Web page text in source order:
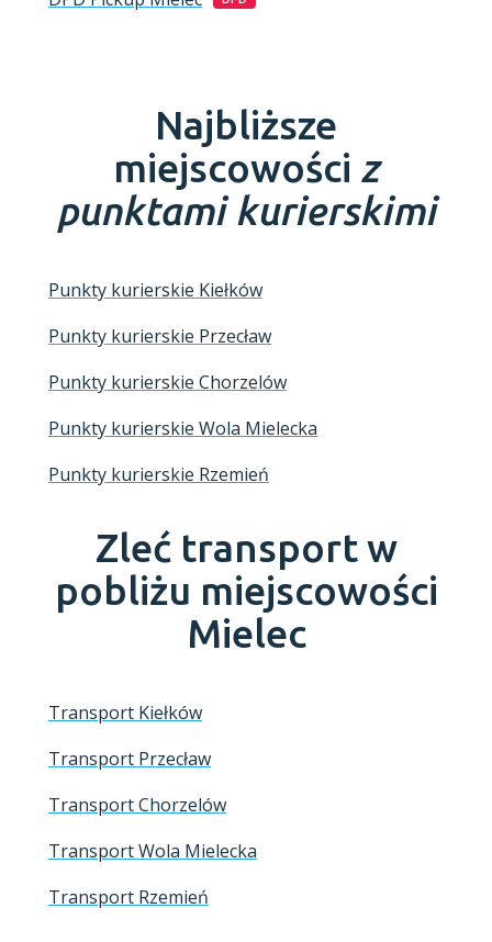
Najbliższe
miejscowości z
punktami kurierskimi
Punkty kurierskie Kiełków
Punkty kurierskie Przecław
Punkty kurierskie Chorzelów
Punkty kurierskie Wola Mielecka
Punkty kurierskie Rzemień
Zleć transport w
pobliżu miejscowości
Mielec
Transport Kiełków
Transport Przecław
Transport Chorzelów
Transport Wola Mielecka
Transport Rzemień